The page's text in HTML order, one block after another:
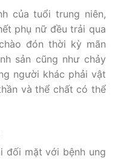
của tuổi trung niên,
phụ nữ đều trải qua
đón thời kỳ mãn
sản cũng như chảy
người khác phải vật
và thể chất có thể
đối mặt với bệnh ung